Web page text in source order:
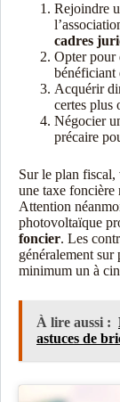
Rejoindre
cadres
Opter pour
bénéficiant
Acquérir
certes plus
Négocier
précaire
Sur le plan fiscal,
une taxe foncière
Attention
photovoltaïque
foncier. Les
généralement sur
minimum un à
À lire aussi :
astuces de